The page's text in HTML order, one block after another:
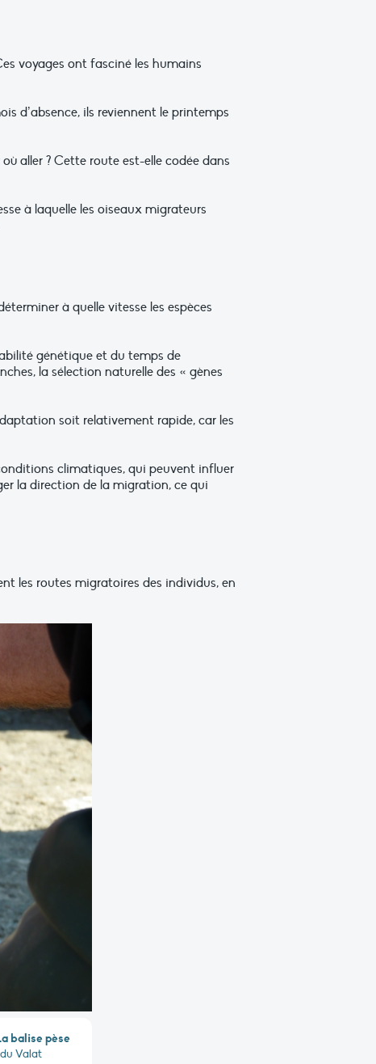
voyages ont fasciné les humains
d’absence, ils reviennent le printemps
aller ? Cette route est-elle codée dans
à laquelle les oiseaux migrateurs
à quelle vitesse les espèces
génétique et du temps de
la sélection naturelle des « gènes
soit relativement rapide, car les
climatiques, qui peuvent influer
la direction de la migration, ce qui
les routes migratoires des individus, en
balise pèse
Valat